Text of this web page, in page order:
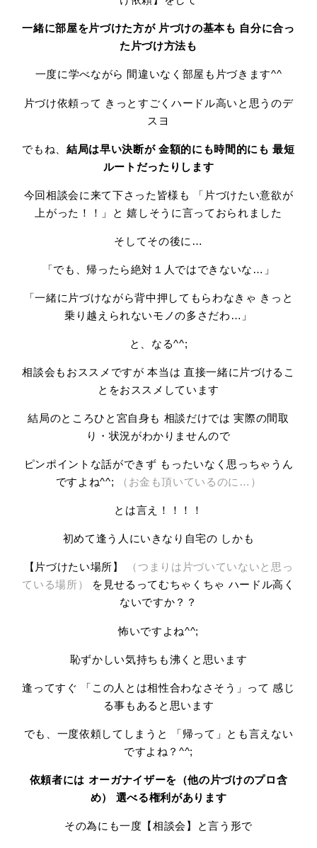
一緒に部屋を片づけた方が 片づけの基本も 自分に合っ
た片づけ方法も
一度に学べながら 間違いなく部屋も片づきます^^
片づけ依頼って きっとすごくハードル高いと思うのデ
スヨ
でもね、結局は早い決断が 金額的にも時間的にも 最短
ルートだったりします
今回相談会に来て下さった皆様も 「片づけたい意欲が
上がった！！」と 嬉しそうに言っておられました
そしてその後に…
「でも、帰ったら絶対１人ではできないな…」
「一緒に片づけながら背中押してもらわなきゃ きっと
乗り越えられないモノの多さだわ…」
と、なる^^;
相談会もおススメですが 本当は 直接一緒に片づけるこ
とをおススメしています
結局のところひと宮自身も 相談だけでは 実際の間取
り・状況がわかりませんので
ピンポイントな話ができず もったいなく思っちゃうん
ですよね^^;
（お金も頂いているのに…）
とは言え！！！！
初めて逢う人にいきなり自宅の しかも
【片づけたい場所】
（つまりは片づいていないと思っ
ている場所）
を見せるってむちゃくちゃ ハードル高く
ないですか？？
怖いですよね^^;
恥ずかしい気持ちも沸くと思います
逢ってすぐ 「この人とは相性合わなさそう」って 感じ
る事もあると思います
でも、一度依頼してしまうと 「帰って」とも言えない
ですよね？^^;
依頼者には オーガナイザーを（他の片づけのプロ含
め）
選べる権利があります
その為にも一度【相談会】と言う形で